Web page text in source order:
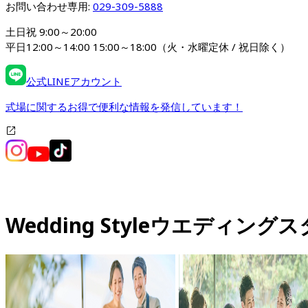
お問い合わせ専用: 029-309-5888
土日祝 9:00～20:00
平日12:00～14:00 15:00～18:00（火・水曜定休 / 祝日除く）
公式LINEアカウント
式場に関するお得で便利な情報を発信しています！
Wedding Styleウエディングス